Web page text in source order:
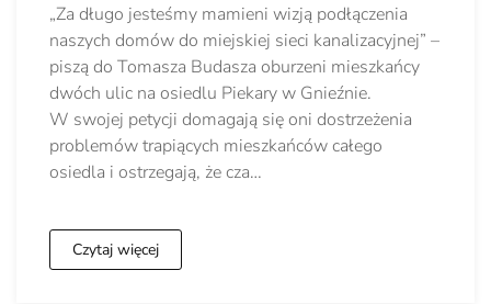
„Za długo jesteśmy mamieni wizją podłączenia
naszych domów do miejskiej sieci kanalizacyjnej” –
piszą do Tomasza Budasza oburzeni mieszkańcy
dwóch ulic na osiedlu Piekary w Gnieźnie.
W swojej petycji domagają się oni dostrzeżenia
problemów trapiących mieszkańców całego
osiedla i ostrzegają, że cza…
Czytaj więcej